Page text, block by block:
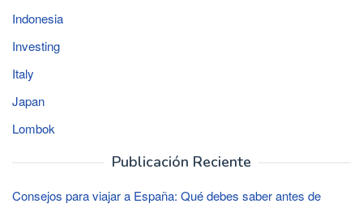
Indonesia
Investing
Italy
Japan
Lombok
Publicación Reciente
Consejos para viajar a España: Qué debes saber antes de